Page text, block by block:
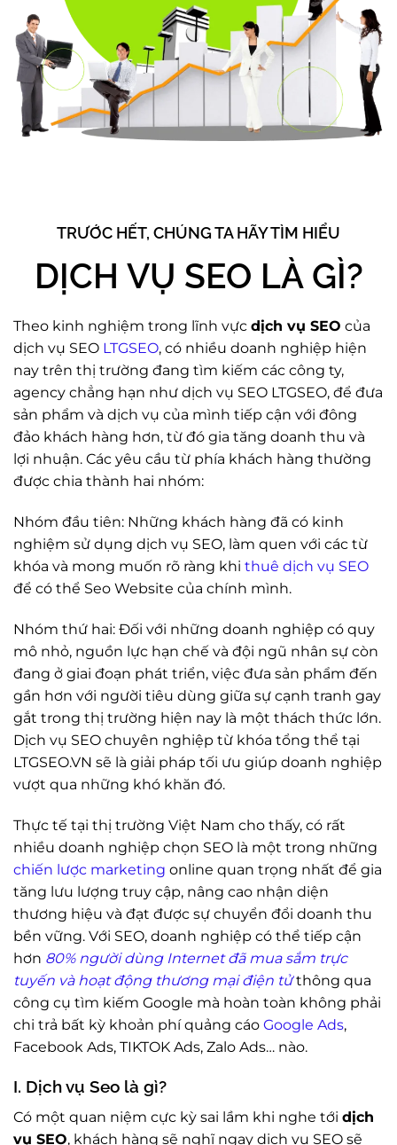
TRƯỚC HẾT, CHÚNG TA HÃY TÌM HIỂU
DỊCH VỤ SEO LÀ GÌ?
Theo kinh nghiệm trong lĩnh vực dịch vụ SEO của
dịch vụ SEO LTGSEO, có nhiều doanh nghiệp hiện
nay trên thị trường đang tìm kiếm các công ty,
agency chẳng hạn như dịch vụ SEO LTGSEO, để đưa
sản phẩm và dịch vụ của mình tiếp cận với đông
đảo khách hàng hơn, từ đó gia tăng doanh thu và
lợi nhuận. Các yêu cầu từ phía khách hàng thường
được chia thành hai nhóm:
Nhóm đầu tiên: Những khách hàng đã có kinh
nghiệm sử dụng dịch vụ SEO, làm quen với các từ
khóa và mong muốn rõ ràng khi thuê dịch vụ SEO
để có thể Seo Website của chính mình.
Nhóm thứ hai: Đối với những doanh nghiệp có quy
mô nhỏ, nguồn lực hạn chế và đội ngũ nhân sự còn
đang ở giai đoạn phát triển, việc đưa sản phẩm đến
gần hơn với người tiêu dùng giữa sự cạnh tranh gay
gắt trong thị trường hiện nay là một thách thức lớn.
Dịch vụ SEO chuyên nghiệp từ khóa tổng thể tại
LTGSEO.VN sẽ là giải pháp tối ưu giúp doanh nghiệp
vượt qua những khó khăn đó.
Thực tế tại thị trường Việt Nam cho thấy, có rất
nhiều doanh nghiệp chọn SEO là một trong những
chiến lược marketing online quan trọng nhất để gia
tăng lưu lượng truy cập, nâng cao nhận diện
thương hiệu và đạt được sự chuyển đổi doanh thu
bền vững. Với SEO, doanh nghiệp có thể tiếp cận
hơn 80% người dùng Internet đã mua sắm trực
tuyến và hoạt động thương mại điện tửthông qua
công cụ tìm kiếm Google mà hoàn toàn không phải
chi trả bất kỳ khoản phí quảng cáo Google Ads,
Facebook Ads, TIKTOK Ads, Zalo Ads… nào.
I. Dịch vụ Seo là gì?
Có một quan niệm cực kỳ sai lầm khi nghe tới dịch
vụ SEO, khách hàng sẽ nghĩ ngay dịch vụ SEO sẽ